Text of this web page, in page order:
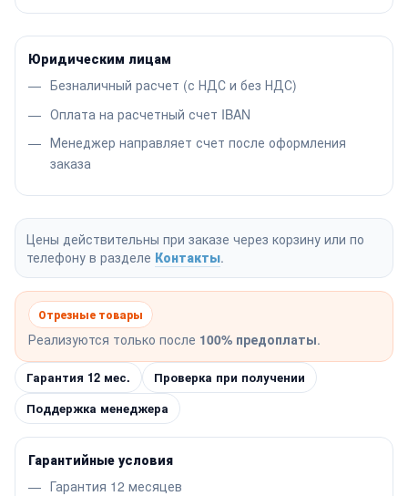
Юридическим лицам
Безналичный расчет (с НДС и без НДС)
Оплата на расчетный счет IBAN
Менеджер направляет счет после оформления
заказа
Цены действительны при заказе через корзину или по
телефону в разделе Контакты.
Отрезные товары
Реализуются только после 100% предоплаты.
Гарантия 12 мес.
Проверка при получении
Поддержка менеджера
Гарантийные условия
Гарантия 12 месяцев